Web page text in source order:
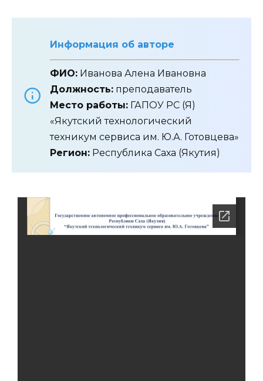
Информация об авторе
ФИО: Иванова Алена Ивановна
Должность: преподаватель
Место работы: ГАПОУ РС (Я)
«Якутский технологический
техникум сервиса им. Ю.А. Готовцева»
Регион: Республика Саха (Якутия)